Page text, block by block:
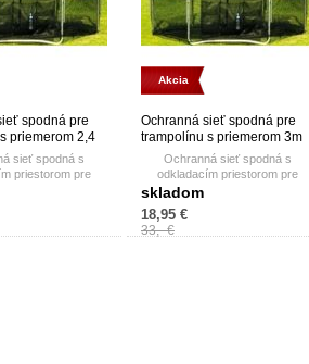
spodná pre
priemerom 2,4
sieť spodná s
priestorom pre
trampolínu s
siete.
Akcia
Ochranná sieť spodná pre
trampolínu s priemerom 3m
Ochranná sieť spodná s
odkladacím priestorom pre
skladom
18,95 €
33,- €